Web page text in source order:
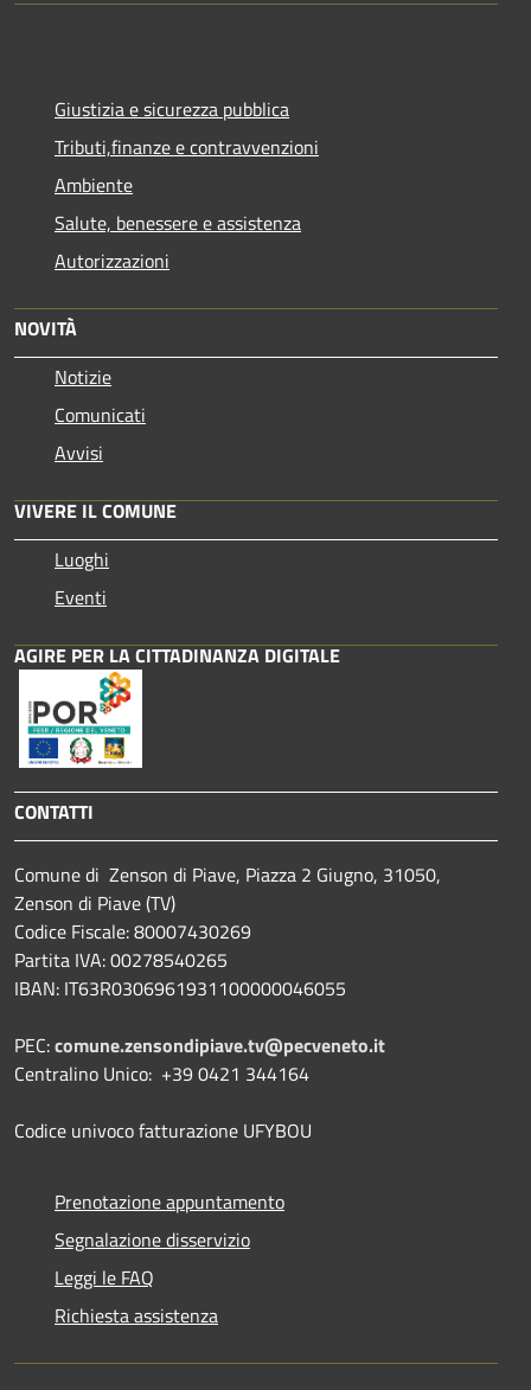
Giustizia e sicurezza pubblica
Tributi,finanze e contravvenzioni
Ambiente
Salute, benessere e assistenza
Autorizzazioni
NOVITÀ
Notizie
Comunicati
Avvisi
VIVERE IL COMUNE
Luoghi
Eventi
AGIRE PER LA CITTADINANZA DIGITALE
CONTATTI
Comune di Zenson di Piave, Piazza 2 Giugno, 31050,
Zenson di Piave (TV)
Codice Fiscale: 80007430269
Partita IVA: 00278540265
IBAN: IT63R0306961931100000046055
PEC:comune.zensondipiave.tv@pecveneto.it
Centralino Unico: +39 0421 344164
Codice univoco fatturazione UFYBOU
Prenotazione appuntamento
Segnalazione disservizio
Leggi le FAQ
Richiesta assistenza